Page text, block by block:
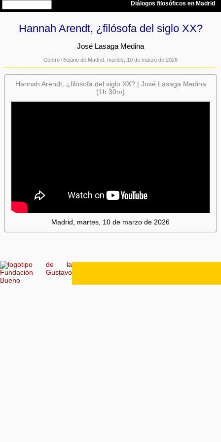
Hannah Arendt, ¿filósofa del siglo XX?
José Lasaga Medina
Centro Riojano de Madrid, martes, 10 de marzo de 2026
Hannah Arendt, ¿filósofa del siglo XX? | José Lasaga Medina
(1h 30m)
Madrid, martes, 10 de marzo de 2026